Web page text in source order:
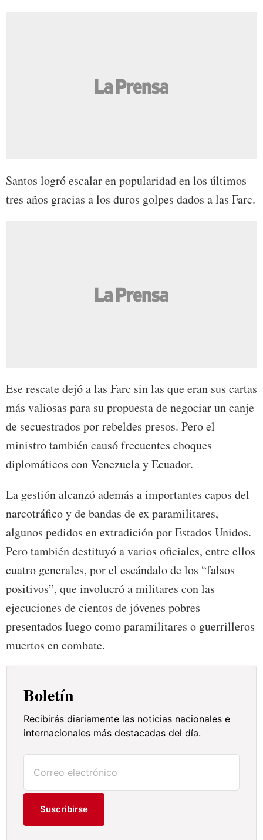
Santos logró escalar en popularidad en los últimos
tres años gracias a los duros golpes dados a las Farc.
Ese rescate dejó a las Farc sin las que eran sus cartas
más valiosas para su propuesta de negociar un canje
de secuestrados por rebeldes presos. Pero el
ministro también causó frecuentes choques
diplomáticos con Venezuela y Ecuador.
La gestión alcanzó además a importantes capos del
narcotráfico y de bandas de ex paramilitares,
algunos pedidos en extradición por Estados Unidos.
Pero también destituyó a varios oficiales, entre ellos
cuatro generales, por el escándalo de los “falsos
positivos”, que involucró a militares con las
ejecuciones de cientos de jóvenes pobres
presentados luego como paramilitares o guerrilleros
muertos en combate.
Boletín
Recibirás diariamente las noticias nacionales e
internacionales más destacadas del día.
Suscribirse